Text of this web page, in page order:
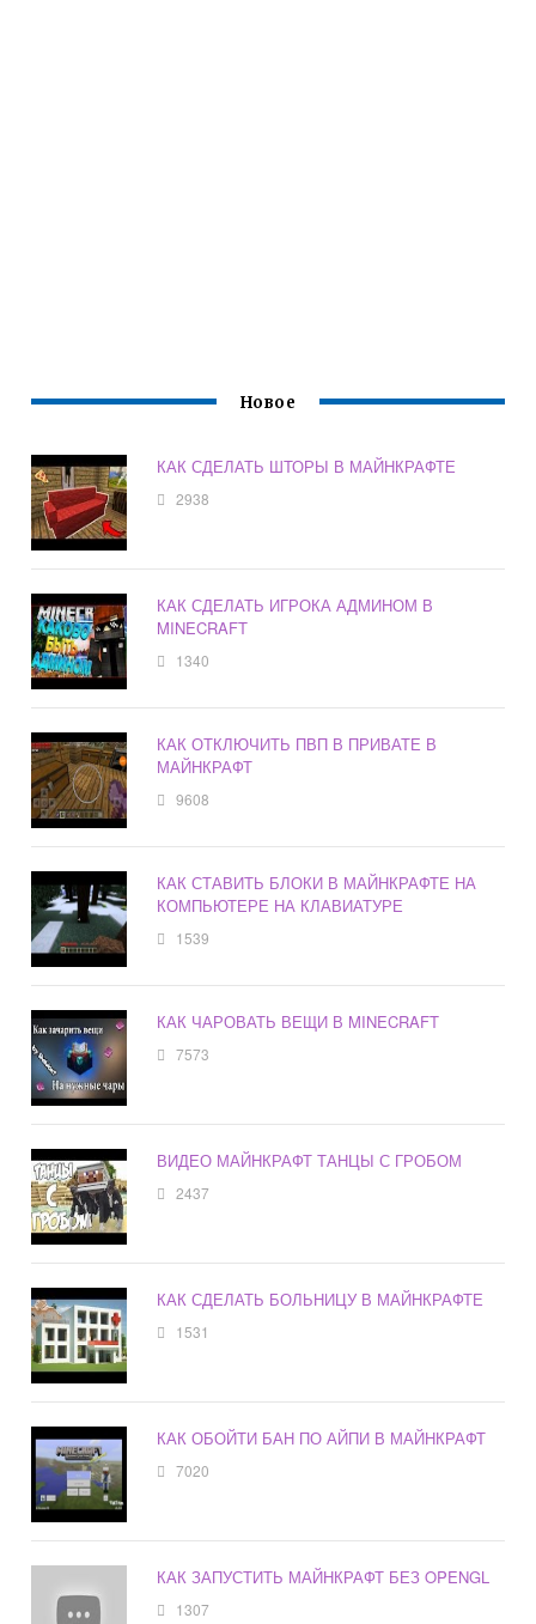
Новое
КАК СДЕЛАТЬ ШТОРЫ В МАЙНКРАФТЕ
2938
КАК СДЕЛАТЬ ИГРОКА АДМИНОМ В
MINECRAFT
1340
КАК ОТКЛЮЧИТЬ ПВП В ПРИВАТЕ В
МАЙНКРАФТ
9608
КАК СТАВИТЬ БЛОКИ В МАЙНКРАФТЕ НА
КОМПЬЮТЕРЕ НА КЛАВИАТУРЕ
1539
КАК ЧАРОВАТЬ ВЕЩИ В MINECRAFT
7573
ВИДЕО МАЙНКРАФТ ТАНЦЫ С ГРОБОМ
2437
КАК СДЕЛАТЬ БОЛЬНИЦУ В МАЙНКРАФТЕ
1531
КАК ОБОЙТИ БАН ПО АЙПИ В МАЙНКРАФТ
7020
КАК ЗАПУСТИТЬ МАЙНКРАФТ БЕЗ OPENGL
1307